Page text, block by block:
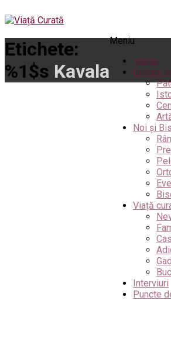
Meniu
Home
Cultură
Noi și
Viață
Interviuri
Puncte
Etichete:
%1$s Kavala